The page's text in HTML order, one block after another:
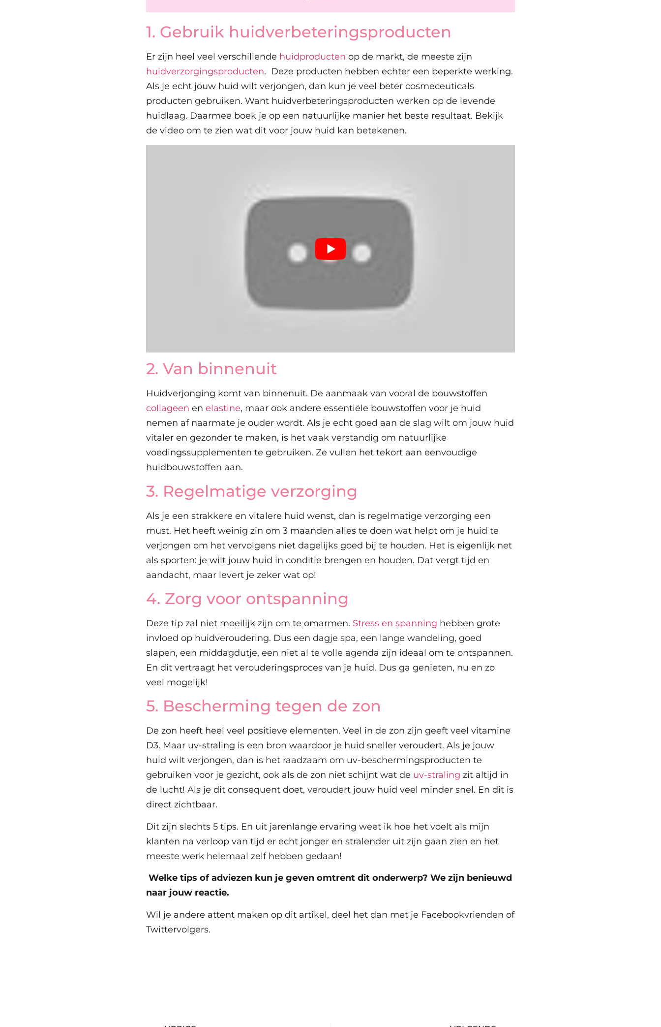
1. Gebruik huidverbeteringsproducten
Er zijn heel veel verschillende huidproducten op de markt, de meeste zijn
huidverzorgingsproducten. Deze producten hebben echter een beperkte werking.
Als je echt jouw huid wilt verjongen, dan kun je veel beter cosmeceuticals
producten gebruiken. Want huidverbeteringsproducten werken op de levende
huidlaag. Daarmee boek je op een natuurlijke manier het beste resultaat. Bekijk
de video om te zien wat dit voor jouw huid kan betekenen.
2. Van binnenuit
Huidverjonging komt van binnenuit. De aanmaak van vooral de bouwstoffen
collageen en elastine, maar ook andere essentiële bouwstoffen voor je huid
nemen af naarmate je ouder wordt. Als je echt goed aan de slag wilt om jouw huid
vitaler en gezonder te maken, is het vaak verstandig om natuurlijke
voedingssupplementen te gebruiken. Ze vullen het tekort aan eenvoudige
huidbouwstoffen aan.
3. Regelmatige verzorging
Als je een strakkere en vitalere huid wenst, dan is regelmatige verzorging een
must. Het heeft weinig zin om 3 maanden alles te doen wat helpt om je huid te
verjongen om het vervolgens niet dagelijks goed bij te houden. Het is eigenlijk net
als sporten: je wilt jouw huid in conditie brengen en houden. Dat vergt tijd en
aandacht, maar levert je zeker wat op!
4. Zorg voor ontspanning
Deze tip zal niet moeilijk zijn om te omarmen. Stress en spanning hebben grote
invloed op huidveroudering. Dus een dagje spa, een lange wandeling, goed
slapen, een middagdutje, een niet al te volle agenda zijn ideaal om te ontspannen.
En dit vertraagt het verouderingsproces van je huid. Dus ga genieten, nu en zo
veel mogelijk!
5. Bescherming tegen de zon
De zon heeft heel veel positieve elementen. Veel in de zon zijn geeft veel vitamine
D3. Maar uv-straling is een bron waardoor je huid sneller veroudert. Als je jouw
huid wilt verjongen, dan is het raadzaam om uv-beschermingsproducten te
gebruiken voor je gezicht, ook als de zon niet schijnt wat de uv-straling zit altijd in
de lucht! Als je dit consequent doet, veroudert jouw huid veel minder snel. En dit is
direct zichtbaar.
Dit zijn slechts 5 tips. En uit jarenlange ervaring weet ik hoe het voelt als mijn
klanten na verloop van tijd er echt jonger en stralender uit zijn gaan zien en het
meeste werk helemaal zelf hebben gedaan!
Welke tips of adviezen kun je geven omtrent dit onderwerp? We zijn benieuwd
naar jouw reactie.
Wil je andere attent maken op dit artikel, deel het dan met je Facebookvrienden of
Twittervolgers.